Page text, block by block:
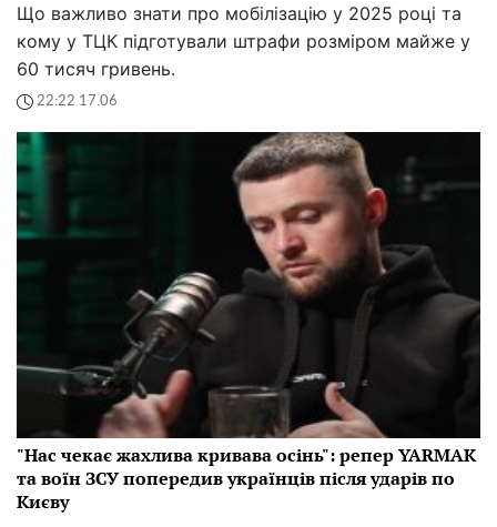
Що важливо знати про мобілізацію у 2025 році та
кому у ТЦК підготували штрафи розміром майже у
60 тисяч гривень.
22:22 17.06
"Нас чекає жахлива кривава осінь": репер YARMAK
та воїн ЗСУ попередив українців після ударів по
Києву